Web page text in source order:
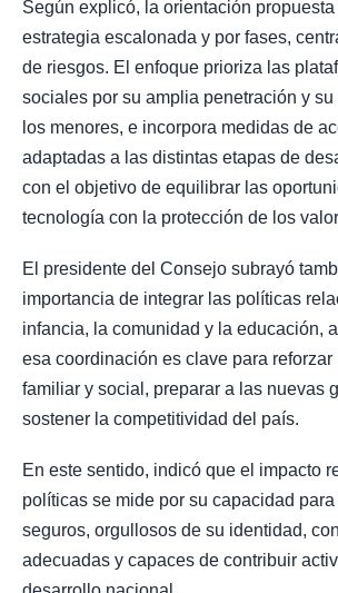
Según explicó, la orientación
estrategia escalonada y por fases,
de riesgos. El enfoque prioriza las
sociales por su amplia penetración y
los menores, e incorpora medidas de
adaptadas a las distintas etapas de
con el objetivo de equilibrar las
tecnología con la protección de los
El presidente del Consejo subrayó
importancia de integrar las políticas
infancia, la comunidad y la educación,
esa coordinación es clave para reforzar
familiar y social, preparar a las nuevas
sostener la competitividad del país.
En este sentido, indicó que el impacto
políticas se mide por su capacidad
seguros, orgullosos de su identidad,
adecuadas y capaces de contribuir